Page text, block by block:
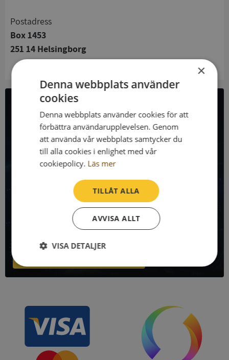
Postadress
Box 1453
251 14 Helsingborg
All företagsdata i API
Få all denna företagsinformation i Syna API
Syna API är ett blixtsnabbt API där du kan hämta
skatteuppgifter och mycket mer på alla Sveriges företag
Denna sida använder Syna API. Bli kund idag och kom igång
×
Denna webbplats använder
cookies
Denna webbplats använder cookies för att
förbättra användarupplevelsen. Genom
att använda vår webbplats samtycker du
till alla cookies i enlighet med vår
cookiepolicy. Läs mer
TILLÅT ALLA
AVVISA ALLT
VISA DETALJER
Strikt
nödvändigt
Prestanda Inriktning
Funktioner Oklassificerade